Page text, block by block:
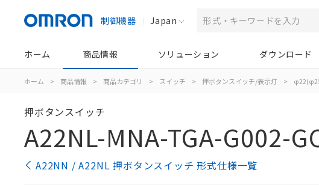
制御機器 Japan
ホーム 商品情報 ソリューション ダウンロード
ホーム > 商品情報 > 商品カテゴリ > スイッチ > 押ボタンスイッチ/表示灯 >
押ボタンスイッチ
A22NL-MNA-TGA-G002-
A22NN / A22NL 押ボタンスイッチ 形式仕様一覧